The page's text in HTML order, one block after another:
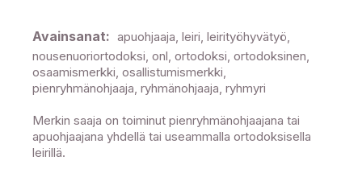
Avainsanat: apuohjaaja, leiri, leirityöhyvätyö,
nousenuoriortodoksi, onl, ortodoksi, ortodoksinen,
osaamismerkki, osallistumismerkki,
pienryhmänohjaaja, ryhmänohjaaja, ryhmyri
Merkin saaja on toiminut pienryhmänohjaajana tai
apuohjaajana yhdellä tai useammalla ortodoksisella
leirillä.